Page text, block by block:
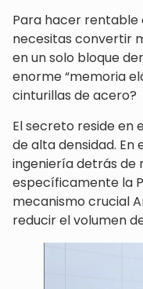
Para hacer rentable
necesitas convertir
en un solo bloque
enorme “memoria
cinturillas de acero?
El secreto reside en
de alta densidad.
ingeniería detrás de
específicamente la
mecanismo crucial
reducir el volumen